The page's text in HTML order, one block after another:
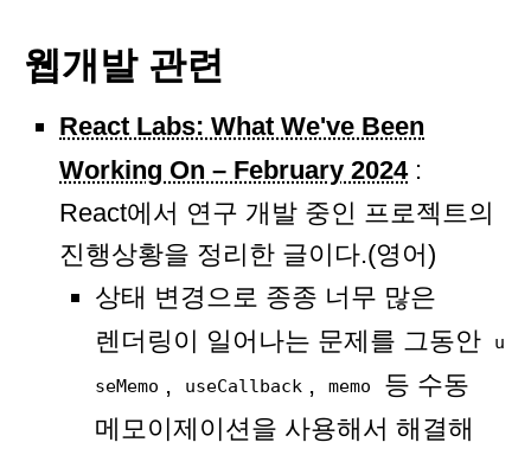
웹개발 관련
React Labs: What We've Been
Working On – February 2024:
React에서 연구 개발 중인 프로젝트의
진행상황을 정리한 글이다.(영어)
상태 변경으로 종종 너무 많은
렌더링이 일어나는 문제를 그동안
u
seMemo , useCallback , memo
등 수동
메모이제이션을 사용해서 해결해